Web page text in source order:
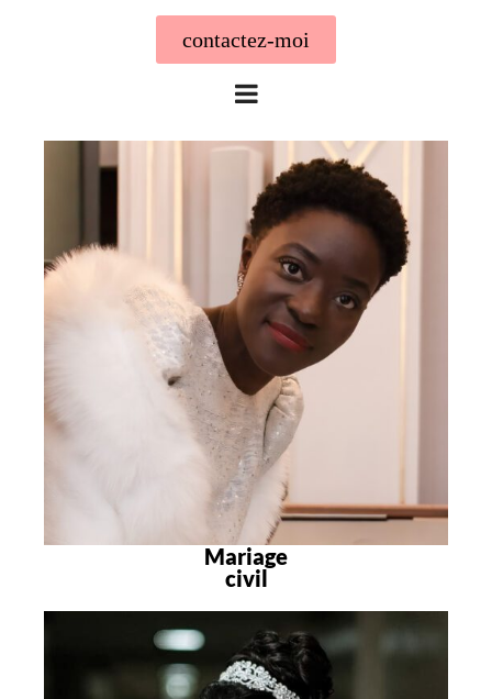
contactez-moi
Mariage
civil